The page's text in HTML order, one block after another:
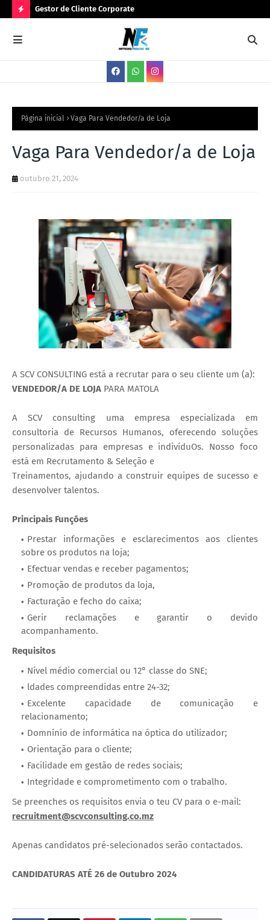
O
V
G
Gestor de Cliente Corporate
Página inicial Vaga Para Vendedor/a de Loja
Vaga Para Vendedor/a de Loja
outubro 21, 2024
A SCV CONSULTING está a recrutar para o seu cliente um (a):
VENDEDOR/A DE LOJA PARA MATOLA
A SCV consulting uma empresa especializada em
consultoria de Recursos Humanos, oferecendo soluções
personalizadas para empresas e indivíduOs. Nosso foco
está em Recrutamento & Seleção e
Treinamentos, ajudando a construir equipes de sucesso e
desenvolver talentos.
Principais Funções
Prestar informações e esclarecimentos aos clientes
sobre os produtos na loja;
Efectuar vendas e receber pagamentos;
Promoção de produtos da loja,
Facturação e fecho do caixa;
Gerir reclamações e garantir o devido
acompanhamento.
Requisitos
Nível médio comercial ou 12° classe do SNE;
ldades compreendidas entre 24-32;
Excelente capacidade de comunicação e
relacionamento;
Domnínio de informática na óptica do utilizador;
Orientação para o cliente;
Facilidade em gestão de redes sociais;
Integridade e comprometimento com o trabalho.
Se preenches os requisitos envia o teu CV para o e-mail:
recruitment@scvconsulting.co.mz
Apenas candidatos pré-selecionados serão contactados.
CANDIDATURAS ATÉ 26 de Outubro 2024